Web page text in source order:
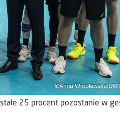
25 procent pozostanie w